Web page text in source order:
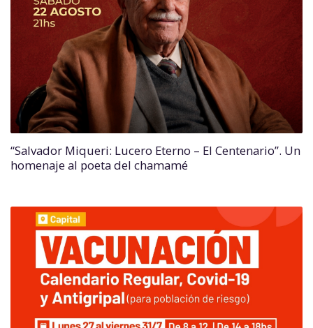
“Salvador Miqueri: Lucero Eterno – El Centenario”. Un
homenaje al poeta del chamamé